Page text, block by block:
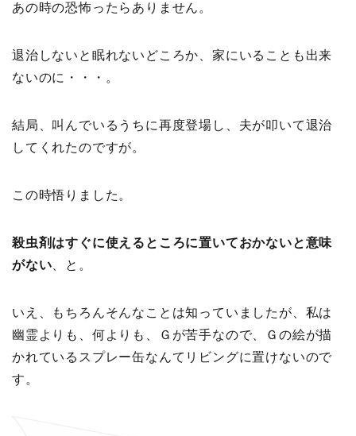
あの時の恐怖ったらありません。
退治しないと眠れないどころか、家にいることも出来
ないのに・・・。
結局、叫んでいるうちに再度登場し、夫が叩いて退治
してくれたのですが。
この時悟りました。
殺虫剤はすぐに使えるところに置いておかないと意味
がない 、と。
いえ、もちろんそんなことは知っていましたが、私は
幽霊よりも、何よりも、Ｇが苦手なので、Ｇの絵が描
かれているスプレー缶なんてリビングに置けないので
す。